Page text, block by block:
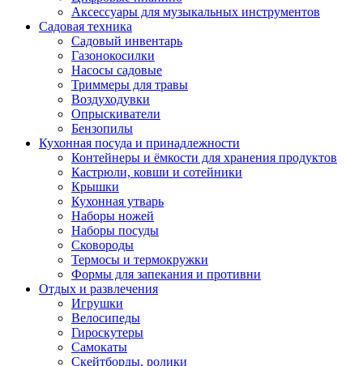
Аксессуары для музыкальных инструментов
Садовая техника
Садовый инвентарь
Газонокосилки
Насосы садовые
Триммеры для травы
Воздуходувки
Опрыскиватели
Бензопилы
Кухонная посуда и принадлежности
Контейнеры и ёмкости для хранения продуктов
Кастрюли, ковши и сотейники
Крышки
Кухонная утварь
Наборы ножей
Наборы посуды
Сковороды
Термосы и термокружки
Формы для запекания и противни
Отдых и развлечения
Игрушки
Велосипеды
Гироскутеры
Самокаты
Скейтборды, ролики